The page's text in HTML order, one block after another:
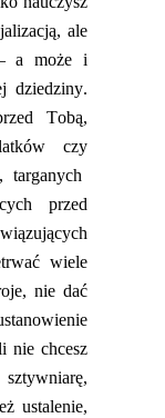
ale
a może i
dziedziny.
Tobą,
czy
targanych
przed
wiele
nie dać
nie chcesz
sztywniarę,
ustalenie,